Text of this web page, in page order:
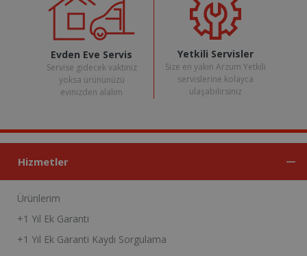
Evden Eve Servis
Servise gidecek vaktiniz
yoksa ürününüzü
evinizden alalım
Yetkili Servisler
Size en yakın Arzum Yetkili
servislerine kolayca
ulaşabilirsiniz
Hizmetler
Ürünlerim
+1 Yıl Ek Garanti
+1 Yıl Ek Garanti Kaydı Sorgulama